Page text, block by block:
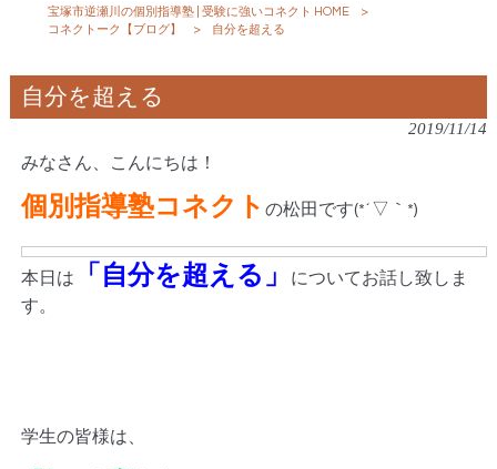
宝塚市逆瀬川の個別指導塾 | 受験に強いコネクト HOME
>
コネクトーク【ブログ】
> 自分を超える
自分を超える
2019/11/14
みなさん、こんにちは！
個別指導塾コネクト の松田です(*´▽｀*)
本日は 「自分を超える」
についてお話し致しま
す。
学生の皆様は、